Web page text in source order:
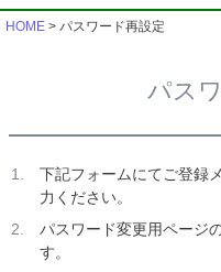
HOME パスワード再設定
パス
下記フォームにてご登録
力ください。
パスワード変更用ページ
す。